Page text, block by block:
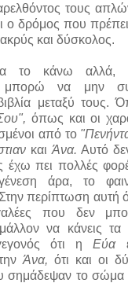
τους
δρόμος που
και δύσκολος.
το κάνω αλλά,
μπορώ να μην
μεταξύ τους.
όπως και οι
από το
και Άνα. Αυτό
πει πολλές
άρα, το
περίπτωση αυτή
που δεν
να κάνεις τα
ότι ηΕύα
Άνα, ότι και οι
σημάδεψαν το σώμα